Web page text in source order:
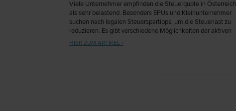
Viele Unternehmer empfinden die Steuerquote in Österreich
als sehr belastend. Besonders EPUs und Kleinunternehmer
suchen nach legalen Steuerspartipps, um die Steuerlast zu
reduzieren. Es gibt verschiedene Möglichkeiten der aktiven
Steuergestaltung, die im Folgenden näher erläutert werden.
HIER ZUM ARTIKEL ›